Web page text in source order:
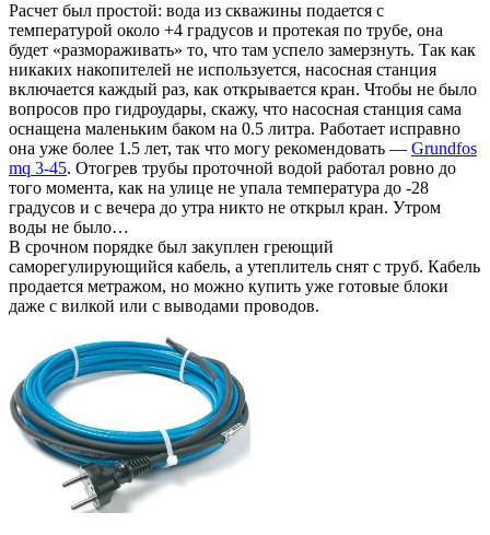
Расчет был простой: вода из скважины подается с
температурой около +4 градусов и протекая по трубе, она
будет «размораживать» то, что там успело замерзнуть. Так как
никаких накопителей не используется, насосная станция
включается каждый раз, как открывается кран. Чтобы не было
вопросов про гидроудары, скажу, что насосная станция сама
оснащена маленьким баком на 0.5 литра. Работает исправно
она уже более 1.5 лет, так что могу рекомендовать — Grundfos
mq 3-45. Отогрев трубы проточной водой работал ровно до
того момента, как на улице не упала температура до -28
градусов и с вечера до утра никто не открыл кран. Утром
воды не было…
В срочном порядке был закуплен греющий
саморегулирующийся кабель, а утеплитель снят с труб. Кабель
продается метражом, но можно купить уже готовые блоки
даже с вилкой или с выводами проводов.